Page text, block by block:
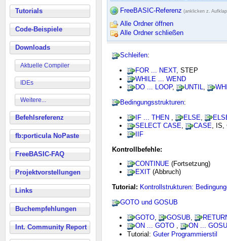
Tutorials
Code-Beispiele
Downloads
Aktuelle Compiler
IDEs
Weitere...
Befehlsreferenz
fb:porticula NoPaste
FreeBASIC-FAQ
Projektvorstellungen
Links
Buchempfehlungen
Int. Community Report
FreeBASIC-Referenz (anklicken z.
Alle Ordner öffnen
Alle Ordner schließen
Schleifen:
FOR ... NEXT, STEP
WHILE ... WEND
DO ... LOOP, UNTIL,
Bedingungsstrukturen:
IF ... THEN
ELSE
SELECT CASE, CASE, IS,
IIF
Kontrollbefehle:
CONTINUE (Fortsetzung)
EXIT (Abbruch)
Tutorial: Kontrollstrukturen:
GOTO und GOSUB
GOTO
GOSUB
ON ... GOTO ,
ON ...
Tutorial: Guter Programmierstil